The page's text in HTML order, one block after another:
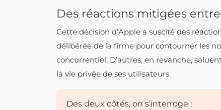
Des réactions mitigées
Cette décision d’Apple a suscité des
délibérée de la firme pour contourner les
concurrentiel. D’autres, en revanche,
la vie privée de ses utilisateurs.
Des deux côtés, on s’interroge :